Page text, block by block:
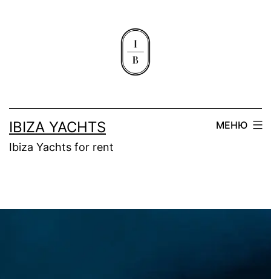
IBIZA YACHTS
Ibiza Yachts for rent
МЕНЮ